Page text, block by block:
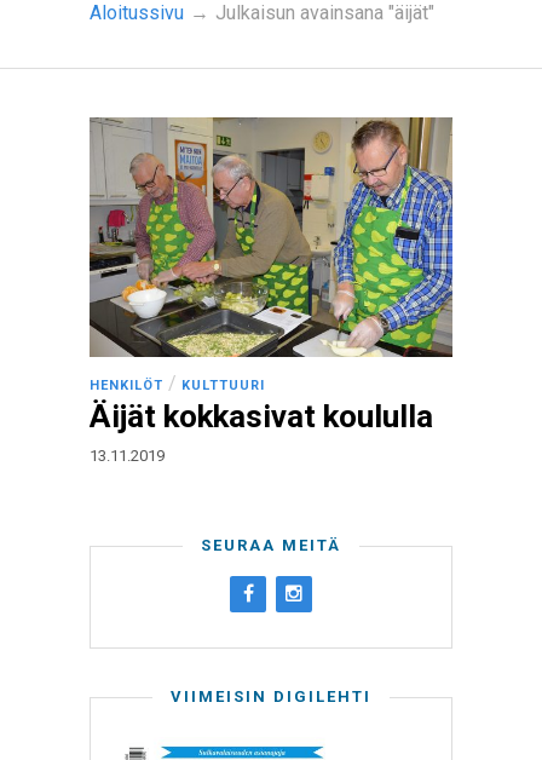
Aloitussivu → Julkaisun avainsana "äijät"
HENKILÖT / KULTTUURI
Äijät kokkasivat koululla
13.11.2019
SEURAA MEITÄ
VIIMEISIN DIGILEHTI